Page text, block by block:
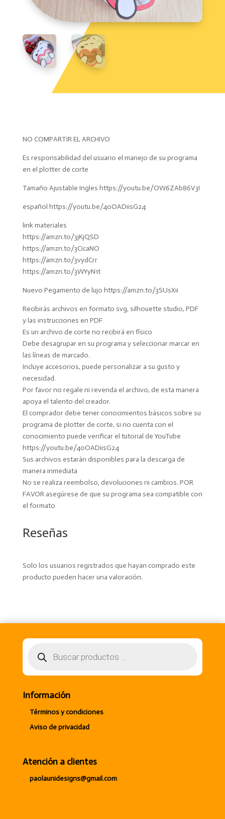
NO COMPARTIR EL ARCHIVO
Es responsabilidad del usuario el manejo de su programa
en el plotter de corte
Tamaño Ajustable Ingles https://youtu.be/OW6ZAb86V3I
español https://youtu.be/40OADiisG24
link materiales
https://amzn.to/3jKjQSD
https://amzn.to/3CicaNO
https://amzn.to/3vydCrr
https://amzn.to/3WYyN1t
Nuevo Pegamento de lujo https://amzn.to/3SUsXii
Recibirás archivos en formato svg, silhouette studio, PDF
y las instrucciones en PDF
Es un archivo de corte no recibirá en físico
Debe desagrupar en su programa y seleccionar marcar en
las líneas de marcado.
Incluye accesorios, puede personalizar a su gusto y
necesidad.
Por favor no regale ni revenda el archivo, de esta manera
apoya el talento del creador.
El comprador debe tener conocimientos básicos sobre su
programa de plotter de corte, si no cuenta con el
conocimiento puede verificar el tutorial de YouTube
https://youtu.be/40OADiisG24
Sus archivos estarán disponibles para la descarga de
manera inmediata
No se realiza reembolso, devoluciones ni cambios. POR
FAVOR asegúrese de que su programa sea compatible con
el formato
Reseñas
Solo los usuarios registrados que hayan comprado este
producto pueden hacer una valoración.
productos
Información
Términos y condiciones
Aviso de privacidad
Atención a clientes
paolaunidesigns@gmail.com